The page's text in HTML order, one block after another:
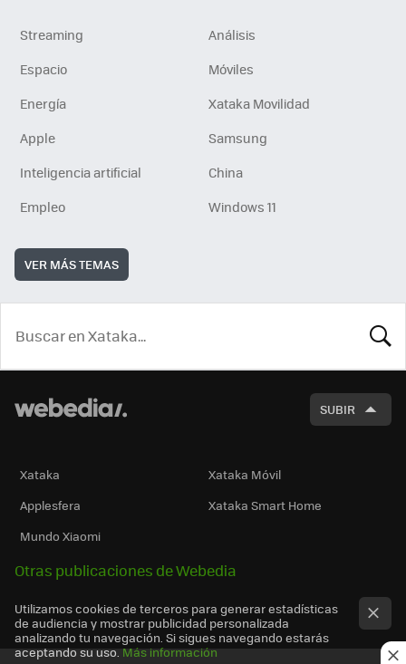
Streaming
Análisis
Espacio
Móviles
Energía
Xataka Movilidad
Apple
Samsung
Inteligencia artificial
China
Empleo
Windows 11
VER MÁS TEMAS
SUBIR
Xataka
Xataka Móvil
Applesfera
Xataka Smart Home
Mundo Xiaomi
Otras publicaciones de Webedia
Utilizamos cookies de terceros para generar estadísticas
de audiencia y mostrar publicidad personalizada
analizando tu navegación. Si sigues navegando estarás
aceptando su uso. Más información